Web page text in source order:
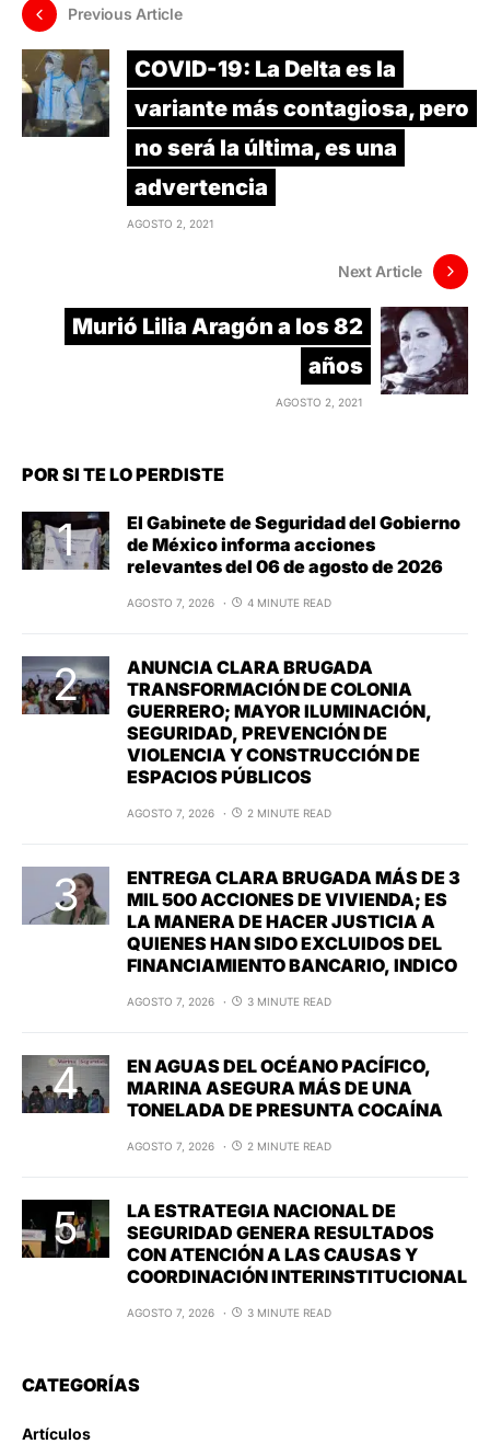
Previous Article
COVID-19: La Delta es la
variante más contagiosa, pero
no será la última, es una
advertencia
AGOSTO 2, 2021
Next Article
Murió Lilia Aragón a los 82
años
AGOSTO 2, 2021
POR SI TE LO PERDISTE
El Gabinete de Seguridad del Gobierno
de México informa acciones
relevantes del 06 de agosto de 2026
AGOSTO 7, 2026 4 MINUTE READ
ANUNCIA CLARA BRUGADA
TRANSFORMACIÓN DE COLONIA
GUERRERO; MAYOR ILUMINACIÓN,
SEGURIDAD, PREVENCIÓN DE
VIOLENCIA Y CONSTRUCCIÓN DE
ESPACIOS PÚBLICOS
AGOSTO 7, 2026 2 MINUTE READ
ENTREGA CLARA BRUGADA MÁS DE 3
MIL 500 ACCIONES DE VIVIENDA; ES
LA MANERA DE HACER JUSTICIA A
QUIENES HAN SIDO EXCLUIDOS DEL
FINANCIAMIENTO BANCARIO, INDICO
AGOSTO 7, 2026 3 MINUTE READ
EN AGUAS DEL OCÉANO PACÍFICO,
MARINA ASEGURA MÁS DE UNA
TONELADA DE PRESUNTA COCAÍNA
AGOSTO 7, 2026 2 MINUTE READ
LA ESTRATEGIA NACIONAL DE
SEGURIDAD GENERA RESULTADOS
CON ATENCIÓN A LAS CAUSAS Y
COORDINACIÓN INTERINSTITUCIONAL
AGOSTO 7, 2026 3 MINUTE READ
CATEGORÍAS
Artículos